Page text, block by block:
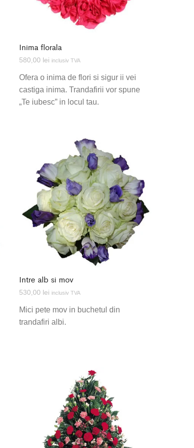
Inima florala
580,00 lei inclusiv TVA
Ofera o inima de flori si sigur ii vei
castiga inima. Trandafirii vor spune
„Te iubesc” in locul tau.
Intre alb si mov
530,00 lei inclusiv TVA
Mici pete mov in buchetul din
trandafiri albi.